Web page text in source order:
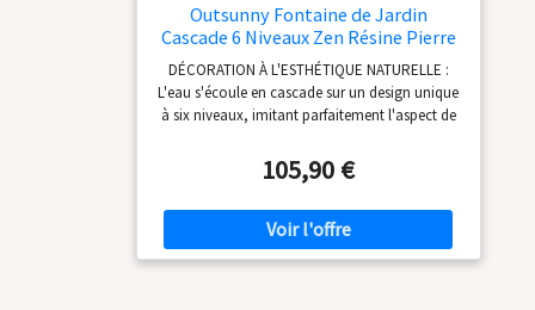
Outsunny Fontaine de Jardin
Cascade 6 Niveaux Zen Résine Pierre
Naturelle
DÉCORATION À L'ESTHÉTIQUE NATURELLE :
L'eau s'écoule en cascade sur un design unique
à six niveaux, imitant parfaitement l'aspect de
étagé de cette fontaine de jardin devient un
point focal captivant qui sublime l'esthétique
de votre espace extérieur DÉBIT D'EAU
PERSONNALISABLE : La pompe propose trois
réglages réglables, vous permettant de
105,90 €